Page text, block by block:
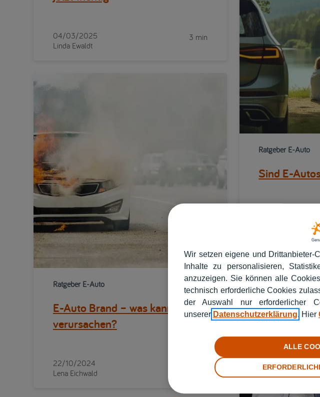
04/03/2025
Linda Ewaldt
3 min
Ratgeber E-Auto
E-Auto Brand – was kann ihn
verursachen?
22/10/2024
Lena Eichwald
Ratgeber E-Auto
Sind E-
Wir setzen eigene und Drittanbieter-
Inhalte zu personalisieren,
anzuzeigen. Sie können alle
technisch erforderliche Cookies
der Auswahl nur erforderlicher
unserer Datenschutzerklärung. Hier
ALLE